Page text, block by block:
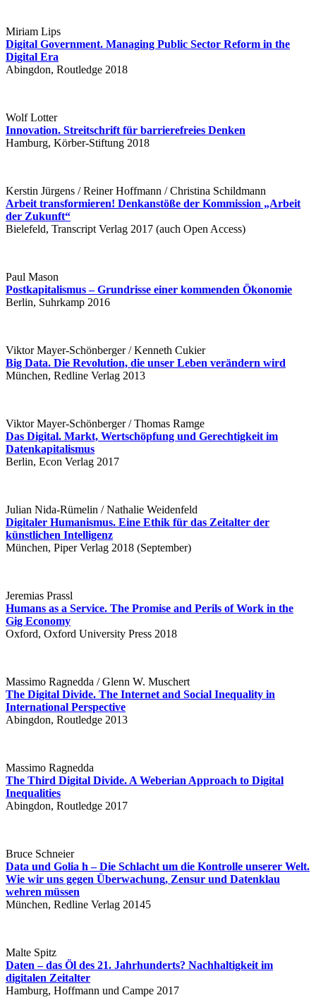
Miriam Lips
Digital Government. Managing Public Sector Reform in the
Digital Era
Abingdon, Routledge 2018
Wolf Lotter
Innovation. Streitschrift für barrierefreies Denken
Hamburg, Körber-Stiftung 2018
Kerstin Jürgens / Reiner Hoffmann / Christina Schildmann
Arbeit transformieren! Denkanstöße der Kommission „Arbeit
der Zukunft“
Bielefeld, Transcript Verlag 2017 (auch Open Access)
Paul Mason
Postkapitalismus – Grundrisse einer kommenden Ökonomie
Berlin, Suhrkamp 2016
Viktor Mayer-Schönberger / Kenneth Cukier
Big Data. Die Revolution, die unser Leben verändern wird
München, Redline Verlag 2013
Viktor Mayer-Schönberger / Thomas Ramge
Das Digital. Markt, Wertschöpfung und Gerechtigkeit im
Datenkapitalismus
Berlin, Econ Verlag 2017
Julian Nida-Rümelin / Nathalie Weidenfeld
Digitaler Humanismus. Eine Ethik für das Zeitalter der
künstlichen Intelligenz
München, Piper Verlag 2018 (September)
Jeremias Prassl
Humans as a Service. The Promise and Perils of Work in the
Gig Economy
Oxford, Oxford University Press 2018
Massimo Ragnedda / Glenn W. Muschert
The Digital Divide. The Internet and Social Inequality in
International Perspective
Abingdon, Routledge 2013
Massimo Ragnedda
The Third Digital Divide. A Weberian Approach to Digital
Inequalities
Abingdon, Routledge 2017
Bruce Schneier
Data und Golia h – Die Schlacht um die Kontrolle unserer Welt.
Wie wir uns gegen Überwachung, Zensur und Datenklau
wehren müssen
München, Redline Verlag 20145
Malte Spitz
Daten – das Öl des 21. Jahrhunderts? Nachhaltigkeit im
digitalen Zeitalter
Hamburg, Hoffmann und Campe 2017